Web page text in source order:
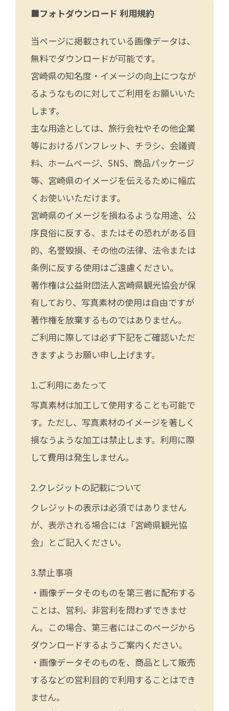
■フォトダウンロード 利用規約
当ページに掲載されている画像データは、
無料でダウンロードが可能です。
宮崎県の知名度・イメージの向上につなが
るようなものに対してご利用をお願いいた
します。
主な用途としては、旅行会社やその他企業
等におけるパンフレット、チラシ、会議資
料、ホームページ、SNS、商品パッケージ
等、宮崎県のイメージを伝えるために幅広
くお使いいただけます。
宮崎県のイメージを損ねるような用途、公
序良俗に反する、またはその恐れがある目
的、名誉毀損、その他の法律、法令または
条例に反する使用はご遠慮ください。
著作権は公益財団法人宮崎県観光協会が保
有しており、写真素材の使用は自由ですが
著作権を放棄するものではありません。
ご利用に際しては必ず下記をご確認いただ
きますようお願い申し上げます。
ご利用にあたって
写真素材は加工して使用することも可能で
す。ただし、写真素材のイメージを著しく
損なうような加工は禁止します。利用に際
して費用は発生しません。
クレジットの記載について
クレジットの表示は必須ではありません
が、表示される場合には「宮崎県観光協
会」とご記入ください。
禁止事項
・画像データそのものを第三者に配布する
ことは、営利、非営利を問わずできませ
ん。この場合、第三者にはこのページから
ダウンロードするようご案内ください。
・画像データそのものを、商品として販売
するなどの営利目的で利用することはでき
ません。